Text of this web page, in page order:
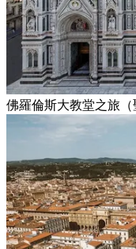
佛羅倫斯大教堂之旅（